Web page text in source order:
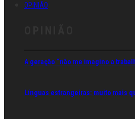
OPINIÃO
A geração “não me imagino a
Línguas estrangeiras: muito mais